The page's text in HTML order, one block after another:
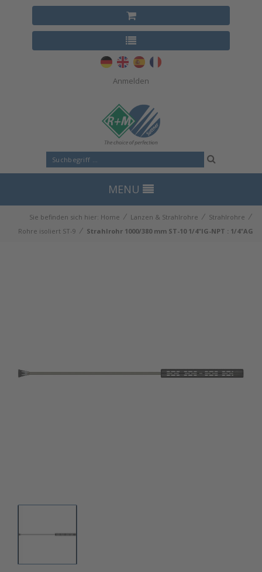
Anmelden
MENU
Sie befinden sich hier: Home ⁄ Lanzen & Strahlrohre ⁄ Strahlrohre ⁄
Rohre isoliert ST-9 ⁄ Strahlrohr 1000/380 mm ST-10 1/4"IG-NPT : 1/4"AG